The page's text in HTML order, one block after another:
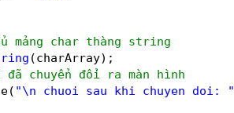
mảng char thàng string
(charArray);
chuyển đổi ra màn hình
"\n chuoi sau khi chuyen doi: "